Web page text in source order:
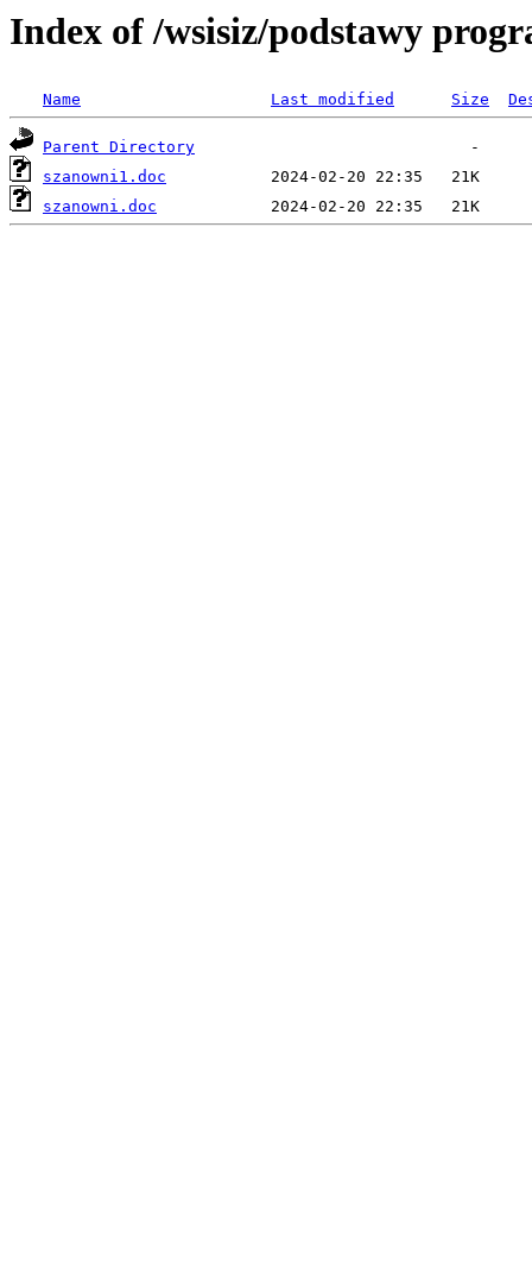
Index of /wsisiz/podstawy
Name Last modified Size
Parent Directory
szanowni1.doc
szanowni.doc